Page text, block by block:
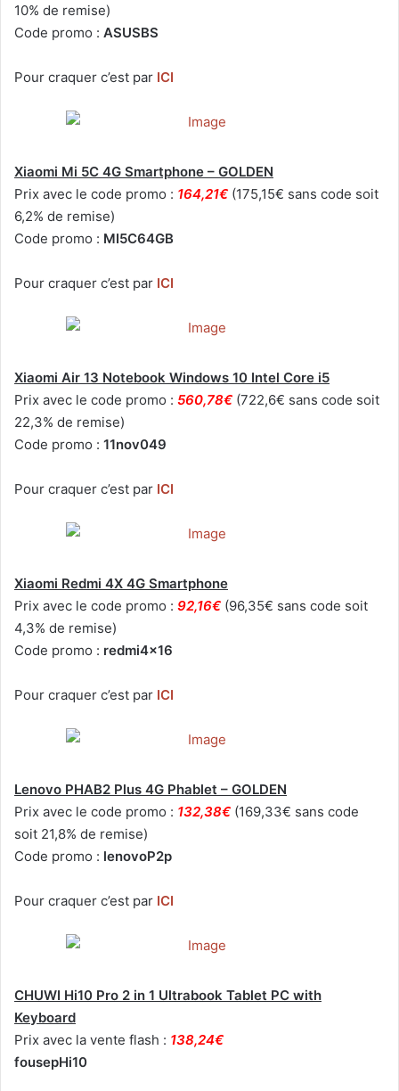
10% de remise)
Code promo : ASUSBS
Pour craquer c’est par ICI
Xiaomi Mi 5C 4G Smartphone – GOLDEN
Prix avec le code promo : 164,21€ (175,15€ sans code soit
6,2% de remise)
Code promo : MI5C64GB
Pour craquer c’est par ICI
Xiaomi Air 13 Notebook Windows 10 Intel Core i5
Prix avec le code promo : 560,78€ (722,6€ sans code soit
22,3% de remise)
Code promo : 11nov049
Pour craquer c’est par ICI
Xiaomi Redmi 4X 4G Smartphone
Prix avec le code promo : 92,16€ (96,35€ sans code soit
4,3% de remise)
Code promo : redmi4x16
Pour craquer c’est par ICI
Lenovo PHAB2 Plus 4G Phablet – GOLDEN
Prix avec le code promo : 132,38€ (169,33€ sans code
soit 21,8% de remise)
Code promo : lenovoP2p
Pour craquer c’est par ICI
CHUWI Hi10 Pro 2 in 1 Ultrabook Tablet PC with
Keyboard
Prix avec la vente flash : 138,24€
fousepHi10